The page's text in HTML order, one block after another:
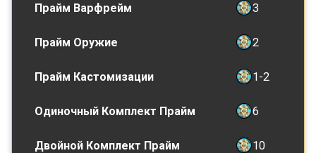
Прайм Варфрейм 3
Прайм Оружие 2
Прайм Кастомизации 1-2
Одиночный Комплект Прайм 6
Двойной Комплект Прайм 10